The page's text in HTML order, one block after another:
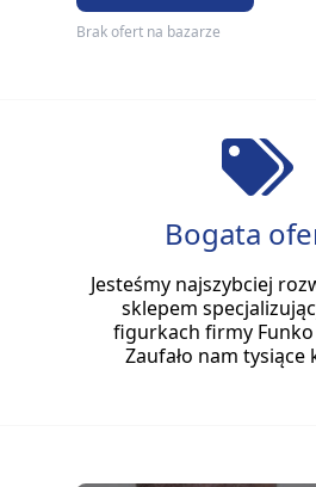
Brak ofert na bazarze
Bogata
Jesteśmy najszybciej
sklepem
figurkach firmy Funko
Zaufało nam tysiące